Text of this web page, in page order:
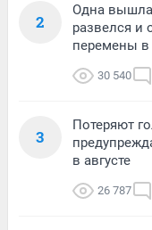
2
Одна вышла
развелся и
перемены в
30 540
3
Потеряют
в августе
26 787